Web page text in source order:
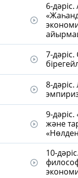
play_circle_outline
6-
play_circle_outline
7-
play_circle_outline
8-
play_circle_outline
9-
және
play_circle_outline
10-